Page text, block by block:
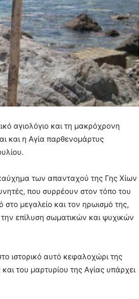
αγιολόγιο και τη μακρόχρονη
και η Αγία παρθενομάρτυς
των απανταχού της Γης Χίων
που συρρέουν στον τόπο του
μεγαλείο και τον ηρωισμό της,
επίλυση σωματικών και ψυχικών
ιστορικό αυτό κεφαλοχώρι της
του μαρτυρίου της Αγίας υπάρχει